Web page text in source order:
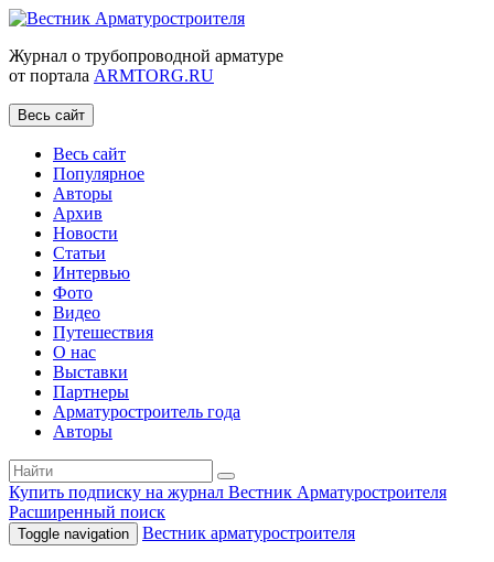
Журнал о трубопроводной арматуре
от портала ARMTORG.RU
Весь сайт
Весь сайт
Популярное
Авторы
Архив
Новости
Статьи
Интервью
Фото
Видео
Путешествия
О нас
Выставки
Партнеры
Арматуростроитель года
Авторы
Купить подписку на журнал Вестник Арматуростроителя
Расширенный поиск
Toggle navigation Вестник арматуростроителя